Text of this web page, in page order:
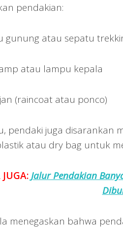
pendakian:
gunung atau sepatu
atau lampu kepala
(raincoat atau ponco)
pendaki juga disarankan
atau dry bag untuk
Jalur Pendakian
menegaskan bahwa